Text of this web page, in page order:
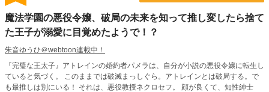
魔法学園の悪役令嬢、破局の未来を知って推し変したら捨て
た王子が溺愛に目覚めたようで！？
朱音ゆうひ＠webtoon連載中！
『完璧な王太子』アトレインの婚約者パメラは、自分が小説の悪役令嬢に転生し
ていると気づく。 このままでは破滅まっしぐら。アトレインとは破局する。で
も最推しは別にいる！ それは、悪役教授ネクロセフ。 顔が良くて、知性紳士